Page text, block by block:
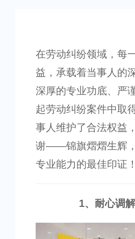
在劳动纠纷领域，每
益，承载着当事人的
深厚的专业功底、严
起劳动纠纷案件中取
事人维护了合法权益
谢——锦旗熠熠生辉
专业能力的最佳印证！
1、 耐心调